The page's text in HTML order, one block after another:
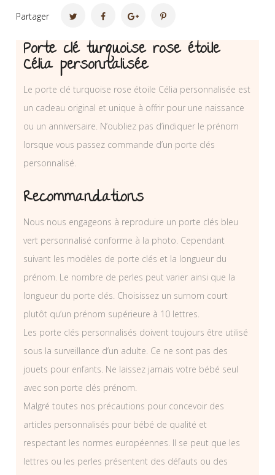
Partager
Porte clé turquoise rose étoile
Célia personnalisée
Le porte clé turquoise rose étoile Célia personnalisée est
un cadeau original et unique à offrir pour une naissance
ou un anniversaire. N’oubliez pas d’indiquer le prénom
lorsque vous passez commande d’un porte clés
personnalisé.
Recommandations
Nous nous engageons à reproduire un porte clés bleu
vert personnalisé conforme à la photo. Cependant
suivant les modèles de porte clés et la longueur du
prénom. Le nombre de perles peut varier ainsi que la
longueur du porte clés. Choisissez un surnom court
plutôt qu’un prénom supérieure à 10 lettres.
Les porte clés personnalisés doivent toujours être utilisé
sous la surveillance d’un adulte. Ce ne sont pas des
jouets pour enfants. Ne laissez jamais votre bébé seul
avec son porte clés prénom.
Malgré toutes nos précautions pour concevoir des
articles personnalisés pour bébé de qualité et
respectant les normes européennes. Il se peut que les
lettres ou les perles présentent des défauts ou des